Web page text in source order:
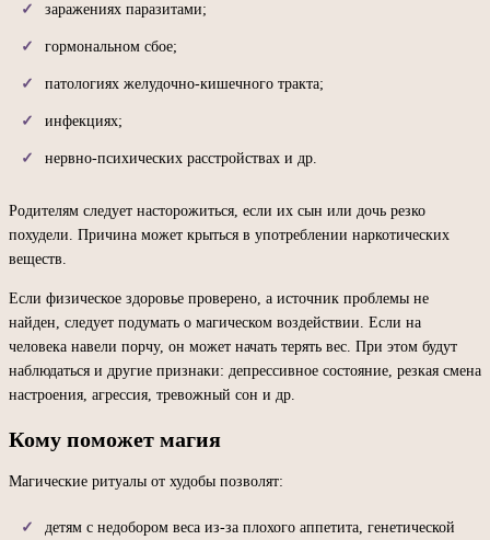
заражениях паразитами;
гормональном сбое;
патологиях желудочно-кишечного тракта;
инфекциях;
нервно-психических расстройствах и др.
Родителям следует насторожиться, если их сын или дочь резко
похудели. Причина может крыться в употреблении наркотических
веществ.
Если физическое здоровье проверено, а источник проблемы не
найден, следует подумать о магическом воздействии. Если на
человека навели порчу, он может начать терять вес. При этом будут
наблюдаться и другие признаки: депрессивное состояние, резкая смена
настроения, агрессия, тревожный сон и др.
Кому поможет магия
Магические ритуалы от худобы позволят:
детям с недобором веса из-за плохого аппетита, генетической